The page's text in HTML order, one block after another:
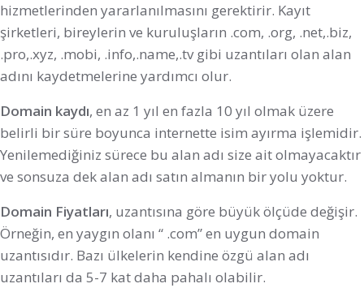
hizmetlerinden yararlanılmasını gerektirir. Kayıt
şirketleri, bireylerin ve kuruluşların .com, .org, .net,.biz,
.pro,.xyz, .mobi, .info,.name,.tv gibi uzantıları olan alan
adını kaydetmelerine yardımcı olur.
Domain kaydı, en az 1 yıl en fazla 10 yıl olmak üzere
belirli bir süre boyunca internette isim ayırma işlemidir.
Yenilemediğiniz sürece bu alan adı size ait olmayacaktır
ve sonsuza dek alan adı satın almanın bir yolu yoktur.
Domain Fiyatları, uzantısına göre büyük ölçüde değişir.
Örneğin, en yaygın olanı “ .com” en uygun domain
uzantısıdır. Bazı ülkelerin kendine özgü alan adı
uzantıları da 5-7 kat daha pahalı olabilir.